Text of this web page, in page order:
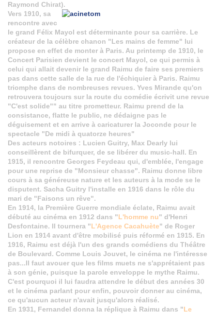
Raymond Chirat).
Vers 1910, sa
rencontre avec
le grand Félix Mayol est déterminante pour sa carrière. Le
créateur de la célèbre chanon "Les mains de femme" lui
propose en effet de monter à Paris. Au printemp de 1910, le
Concert Parisien devient le concert Mayol, ce qui permis à
celui qui allait devenir le grand Raimu de faire ses premiers
pas dans cette salle de la rue de l'échiquier à Paris. Raimu
triomphe dans de nombreuses revues. Yves Mirande qu'on
retrouvera toujours sur la route du comédie écrivit une revue
"C'est solide"" au titre prometteur. Raimu prend de la
consistance, flatte le public, ne dédaigne pas le
déguisement et en arrive à caricaturer la Joconde pour le
spectacle "De midi à quatorze heures"
Des acteurs notoires : Lucien Guitry, Max Dearly lui
conseillèrent de bifurquer, de se libérer du music-hall. En
1915, il rencontre Georges Feydeau qui, d'emblée, l'engage
pour une reprise de "Monsieur chasse". Raimu donne libre
cours à sa généreuse nature et les auteurs à la mode se le
disputent. Sacha Guitry l'installe en 1916 dans le rôle du
mari de "Faisons un rêve".
En 1914, la Première Guerre mondiale éclate, Raimu avait
débuté au cinéma en 1912 dans "L'homme nu" d'Henri
Desfontaine. Il tournera "L'Agence Cacahuète" de Roger
Lion en 1914 avant d'être mobilisé puis réformé en 1915. En
1916, Raimu est déjà l'un des grands comédiens du Théâtre
de Boulevard. Comme Louis Jouvet, le cinéma ne l'intéresse
pas...Il faut avouer que les films muets ne s'apprétaient pas
à son génie, puisque la parole enveloppe le mythe Raimu.
C'est pourquoi il lui faudra attendre le début des années 30
et le cinéma parlant pour enfin, pouvoir donner au cinéma,
ce qu'aucun acteur n'avait jusqu'alors réalisé.
En 1931, Fernandel donna la réplique à Raimu dans "Le